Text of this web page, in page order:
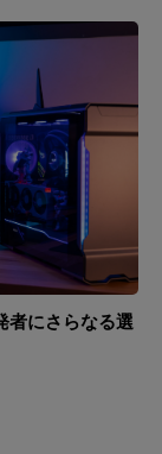
にさらなる選